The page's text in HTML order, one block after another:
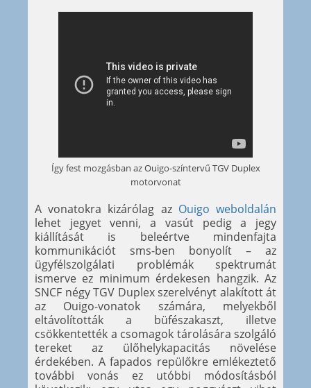
Így fest mozgásban az Ouigo-színtervű TGV Duplex
motorvonat
A vonatokra kizárólag az Ouigo weboldalán
lehet jegyet venni, a vasút pedig a jegy
kiállítását is beleértve mindenfajta
kommunikációt sms-ben bonyolít – az
ügyfélszolgálati problémák spektrumát
ismerve ez minimum érdekesen hangzik. Az
SNCF négy TGV Duplex szerelvényt alakított át
az Ouigo-vonatok számára, melyekből
eltávolították a büfészakaszt, illetve
csökkentették a csomagok tárolására szolgáló
tereket az ülőhelykapacitás növelése
érdekében. A fapados repülőkre emlékeztető
további vonás ez utóbbi módosításból